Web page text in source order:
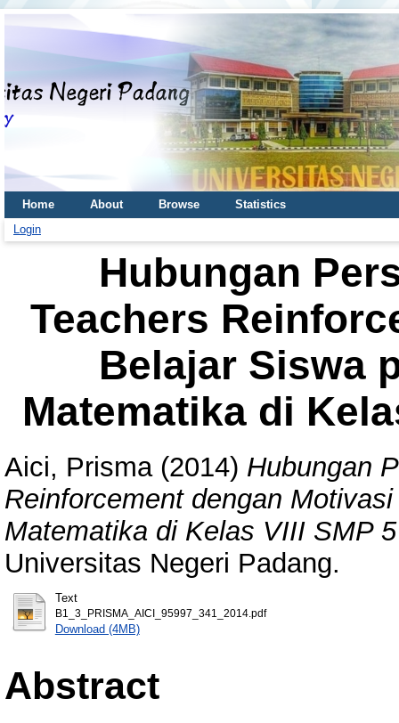
Home About Browse
Statistics
Login
Hubungan
Teachers
Belajar Siswa
Matematika di
Aici, Prisma(2014) Hubungan
Reinforcement dengan
Matematika di Kelas VIII SMP
Universitas Negeri Padang.
Text
B1_3_PRISMA_AICI_95997_341_2014.pdf
Download (4MB)
Abstract